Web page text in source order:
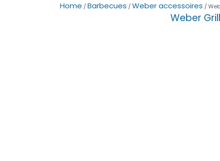
Home /Barbecues /Weber accessoires /
Weber